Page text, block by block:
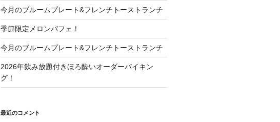
今月のブルームプレート&フレンチトーストランチ
季節限定メロンパフェ！
今月のブルームプレート&フレンチトーストランチ
2026年飲み放題付きほろ酔いオーダーバイキン
グ！
最近のコメント